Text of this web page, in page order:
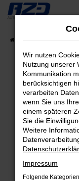
Zum
springen
FEHLER:
Beim Laden ist
Hier sind ein
Überprüfe
Laden
Wir nutzen
Nutzung unserer
Kommunikation
berücksichtigen
verarbeiten
wenn Sie uns
einem späteren
Sie die
Weitere
Impressum
Folgende